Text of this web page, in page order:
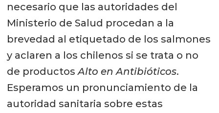
necesario que las autoridades del
Ministerio de Salud procedan a la
brevedad al etiquetado de los salmones
y aclaren a los chilenos si se trata o no
de productosAlto en Antibióticos.
Esperamos un pronunciamiento de la
autoridad sanitaria sobre estas